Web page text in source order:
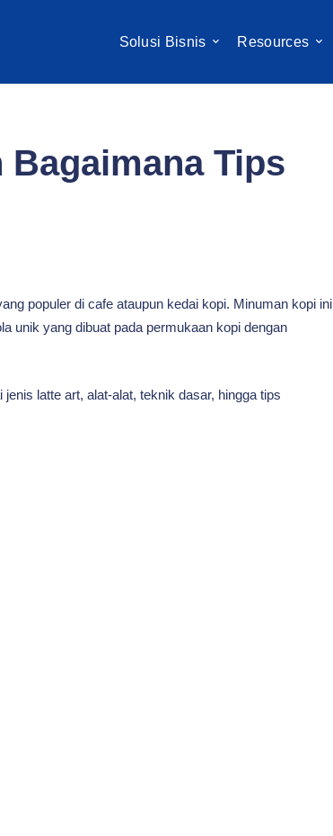
Solusi Bisnis Resources
Tips
populer di cafe ataupun kedai kopi. Minuman kopi ini
unik yang dibuat pada permukaan kopi dengan
latte art, alat-alat, teknik dasar, hingga tips